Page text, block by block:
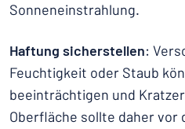
Sonneneinstrahlung.
Haftung sicherstellen:
Feuchtigkeit oder Staub
beeinträchtigen und
Oberfläche sollte daher vor